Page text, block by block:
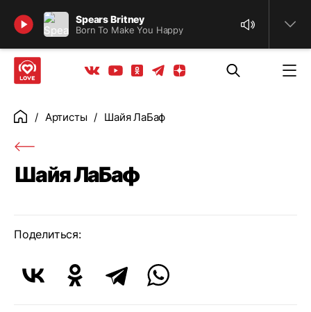
Spears Britney
Born To Make You Happy
Найти
Вконтакте
YoutubeОдноклассники
ТелеграмЯндекс дзен
ГлавнаяАртисты Шайя ЛаБаф
Шайя ЛаБаф
Поделиться: